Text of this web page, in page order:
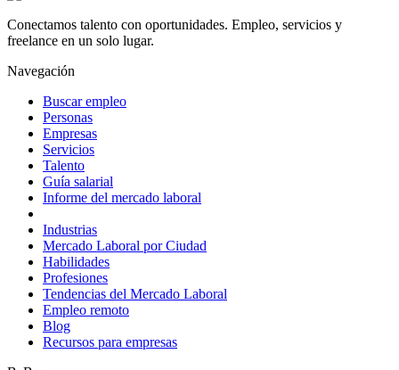
Conectamos talento con oportunidades. Empleo, servicios y
freelance en un solo lugar.
Navegación
Buscar empleo
Personas
Empresas
Servicios
Talento
Guía salarial
Informe del mercado laboral
Industrias
Mercado Laboral por Ciudad
Habilidades
Profesiones
Tendencias del Mercado Laboral
Empleo remoto
Blog
Recursos para empresas